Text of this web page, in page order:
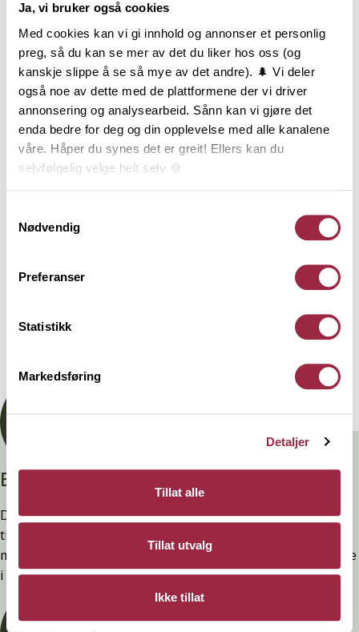
Ja, vi bruker også cookies
Med cookies kan vi gi innhold og annonser et personlig
preg, så du kan se mer av det du liker hos oss (og
kanskje slippe å se så mye av det andre). 🌲 Vi deler
også noe av dette med de plattformene der vi driver
annonsering og analysearbeid. Sånn kan vi gjøre det
enda bedre for deg og din opplevelse med alle kanalene
våre. Håper du synes det er greit! Ellers kan du
selvfølgelig velge helt selv 🍪
Nødvendig
Preferanser
Statistikk
Markedsføring
Detaljer
Tillat alle
Tillat utvalg
Ikke tillat
produksjon av småmøbler, til vegger og tak i form av
spileverk. Det er kun fantasien som setter
begrensning til formvalg og bruksområde.
Glattkanter i furu lagerføres i et stort antall
dimensjoner, fra 6 til 34 mm tykkelse og fra 21 til 195
mm bredde. Glattkanter i furu med skarpe kanter er
produsert av listverksråstoff, og er i prinsippet er et
kvistfritt produkt. Glattkanter i furu med avrundede
kanter leveres både i listverkskvalitet (uten kvist) og
Branntestet
Denne kledninger er testet, dokumentert, godkjent og
tilfredsstiller preakseptert ytelse for brann (D-s2,d0) ved
montering. Ytelsen opprettholdes ved å følge anvisningene
i våre FDV-er.